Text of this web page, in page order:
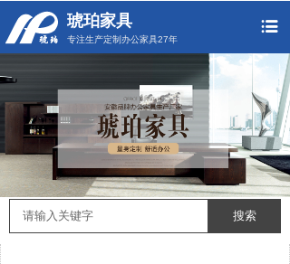
搜索
琥珀家具
专注生产定制办公家具27年